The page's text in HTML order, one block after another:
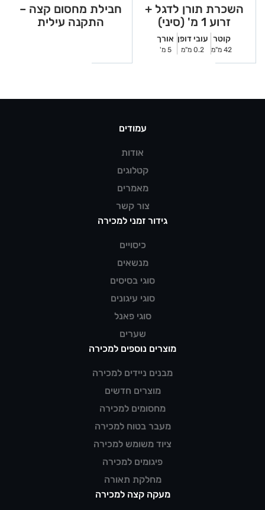
השכרת תורן לדגל +
זרוע 1 מ' (סיני)
קוטר
42 מ"מ
עובי דופן
0.2 מ"מ
אורך
5 מ'
חבילת מחסום קצה –
התקנה עילית
עמודים
אודות
קטלוגים
מאמרים
צור קשר
גידור זמני למכירה
כיסויים
מנשאים
סוגי בסיסים
סוגי עיגונים
סוגי פאנל
שערים
מוצרים נוספים למכירה
מבנים ניידים למכירה
מוצרים חדשים
מחסומים למכירה
מעבר בטוח למכירה
ציוד משומש למכירה
פיגומים למכירה
מחלקת תאורה
מעקה קצה למכירה